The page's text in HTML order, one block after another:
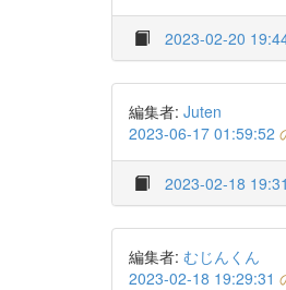
2023-02-20
編集者: Juten
2023-06-17 01:59:52
2023-02-18
編集者: むじんくん
2023-02-18 19:29:31